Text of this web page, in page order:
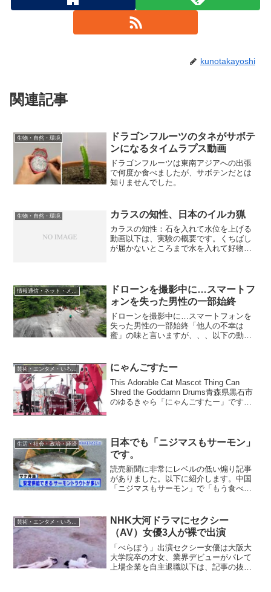
kunotakayoshi
関連記事
生物・自然・環境
ドラゴンフルーツのタネがサボテ
ンになるタイムラプス動画
ドラゴンフルーツは東南アジアへの出張
で何度か食べましたが、サボテンだとは
知りませんでした。
生物・自然・環境 カラスの知性、日本のイルカ猟
カラスの知性：石を入れて水位を上げる
動画以下は、実験の概要です。くちばし
が届かないところまで水を入れて好物の
ついた。実験で使用さ...
ドローンを撮影中に…スマートフ
ォンを失った男性の一部始終
ドローンを撮影中に…スマートフォンを
失った男性の一部始終「他人の不幸は
蜜」の味と言いますが、、、以下の動画
芸術・エンタメ・いろいろ にゃんごすたー
This Adorable Cat Mascot Thing Can
Shred the Goddamn Drums青森県黒石市
のゆるきゃら「にゃんごすたー」です。
生活・社会・政治・経済
日本でも「ニジマスもサーモン」
です。
読売新聞に非常にレベルの低い煽り記事
がありました。以下に紹介します。中国
「ニジマスもサーモン」で「もう食べな
の養殖業者や流通業者でつくる業界団体
が、淡水魚のニジマスを「サ...
芸術・エンタメ・いろいろ
NHK大河ドラマにセクシー
（AV）女優3人が裸で出演
「べらぼう」出演セクシー女優は大阪大
大学院卒の才女、業界デビューがバレて
上場企業を自主退職以下は、記事の抜粋